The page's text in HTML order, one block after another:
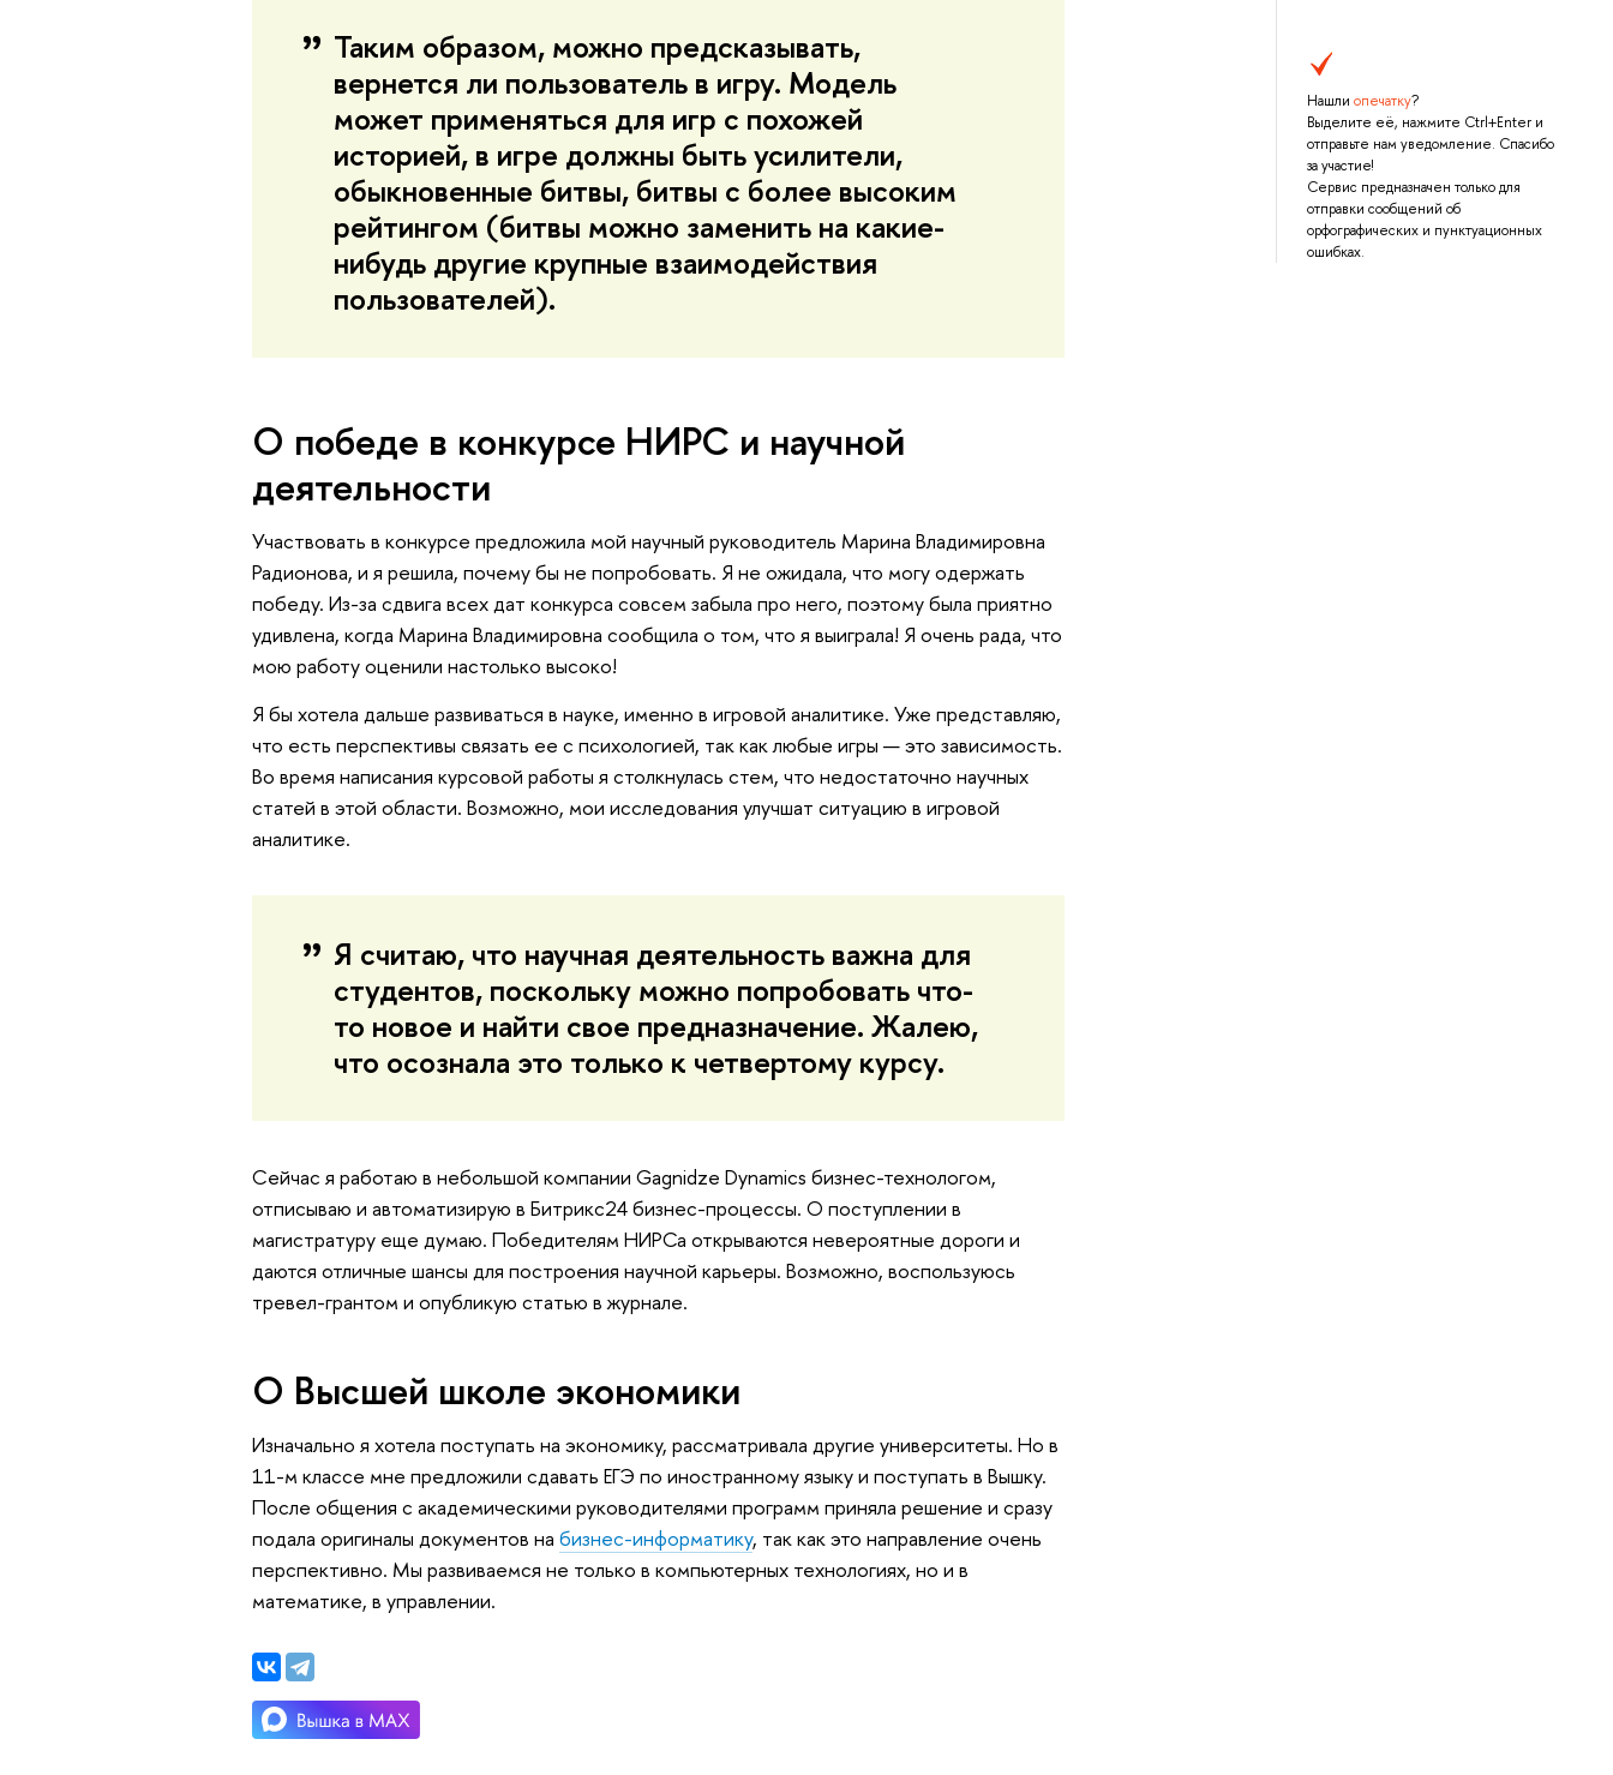
Нашли опечатку?
Выделите её, нажмите Ctrl+Enter и
отправьте нам уведомление. Спасибо
за участие!
Сервис предназначен только для
отправки сообщений об
орфографических и пунктуационных
ошибках.
Таким образом, можно предсказывать,
вернется ли пользователь в игру. Модель
может применяться для игр с похожей
историей, в игре должны быть усилители,
обыкновенные битвы, битвы с более высоким
рейтингом (битвы можно заменить на какие-
нибудь другие крупные взаимодействия
пользователей).
О победе в конкурсе НИРС и научной
деятельности
Участвовать в конкурсе предложила мой научный руководитель Марина Владимировна
Радионова, и я решила, почему бы не попробовать. Я не ожидала, что могу одержать
победу. Из-за сдвига всех дат конкурса совсем забыла про него, поэтому была приятно
удивлена, когда Марина Владимировна сообщила о том, что я выиграла! Я очень рада, что
мою работу оценили настолько высоко!
Я бы хотела дальше развиваться в науке, именно в игровой аналитике. Уже представляю,
что есть перспективы связать ее с психологией, так как любые игры — это зависимость.
Во время написания курсовой работы я столкнулась стем, что недостаточно научных
статей в этой области. Возможно, мои исследования улучшат ситуацию в игровой
аналитике.
Я считаю, что научная деятельность важна для
студентов, поскольку можно попробовать что-
то новое и найти свое предназначение. Жалею,
что осознала это только к четвертому курсу.
Сейчас я работаю в небольшой компании Gagnidze Dynamics бизнес-технологом,
отписываю и автоматизирую в Битрикс24 бизнес-процессы. О поступлении в
магистратуру еще думаю. Победителям НИРСа открываются невероятные дороги и
даются отличные шансы для построения научной карьеры. Возможно, воспользуюсь
тревел-грантом и опубликую статью в журнале.
О Высшей школе экономики
Изначально я хотела поступать на экономику, рассматривала другие университеты. Но в
11-м классе мне предложили сдавать ЕГЭ по иностранному языку и поступать в Вышку.
После общения с академическими руководителями программ приняла решение и сразу
подала оригиналы документов на бизнес-информатику, так как это направление очень
перспективно. Мы развиваемся не только в компьютерных технологиях, но и в
математике, в управлении.